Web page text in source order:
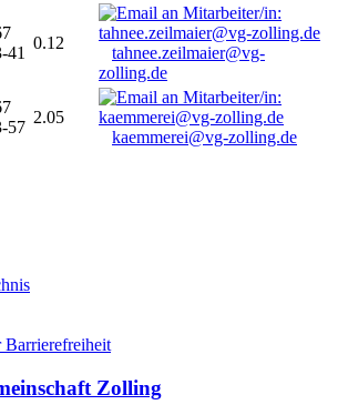
41
0.12
tahnee.zeilmaier@vg-
zolling.de
57
2.05
kaemmerei@vg-zolling.de
Zolling